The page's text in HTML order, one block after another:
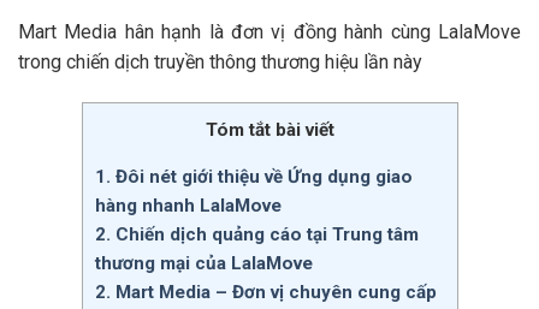
Mart Media hân hạnh là đơn vị đồng hành cùng LalaMove
trong chiến dịch truyền thông thương hiệu lần này
Tóm tắt bài viết
1. Đôi nét giới thiệu về Ứng dụng giao
hàng nhanh LalaMove
2. Chiến dịch quảng cáo tại Trung tâm
thương mại của LalaMove
2. Mart Media – Đơn vị chuyên cung cấp